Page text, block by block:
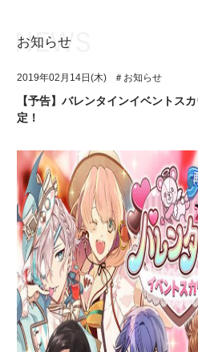
ユニット&キャラクター
アプリゲーム
イベント・キャンペーン
ミュージック
グッズ・本
ギャラリー
アイ★チュウとは
ユニット&キャラクター
アプリゲーム
イベント・キャンペーン
ミュージック
グッズ・本
ギャラリー
お知らせ
2019年02月14日(木) ＃お知らせ
【予告】バレンタインイベントス
定！